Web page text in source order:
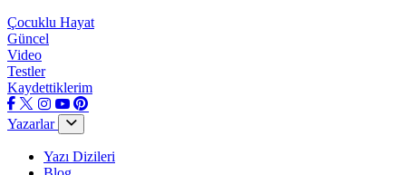
Çocuklu Hayat
Güncel
Video
Testler
Kaydettiklerim
Yazarlar
Yazı Dizileri